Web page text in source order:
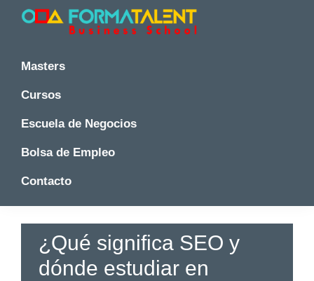
Saltar
Saltar
Saltar
principal
y
Master
en
Madrid
Formatalent
y
en
-
Formatalent
Masters
Cursos
Escuela de Negocios
Bolsa de Empleo
Contacto
¿Qué significa SEO y
dónde estudiar en